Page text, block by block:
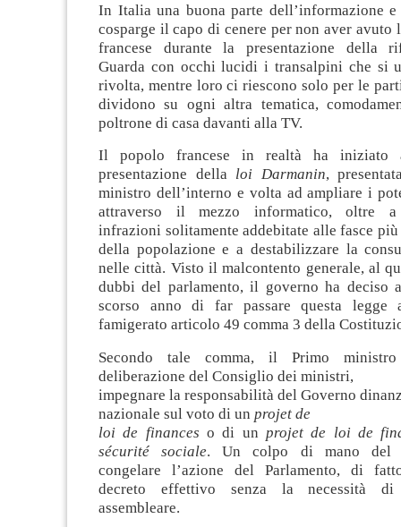
In Italia una buona parte dell’informazione
cosparge il capo di cenere per non aver avuto
francese durante la presentazione della
Guarda con occhi lucidi i transalpini che si
rivolta, mentre loro ci riescono solo per le
dividono su ogni altra tematica,
poltrone di casa davanti alla TV.
Il popolo francese in realtà ha iniziato
presentazione della loi Darmanin,
ministro dell’interno e volta ad ampliare i
attraverso il mezzo informatico, oltre a
infrazioni solitamente addebitate alle fasce
della popolazione e a destabilizzare la
nelle città. Visto il malcontento generale, al
dubbi del parlamento, il governo ha deciso
scorso anno di far passare questa legge
famigerato articolo 49 comma 3 della
Secondo tale comma, il Primo
deliberazione del Consiglio dei ministri,
impegnare la responsabilità del Governo
nazionale sul voto di un projet de
loi de finances o di unprojet de loi de
sécurité sociale. Un colpo di mano del
congelare l’azione del Parlamento, di
decreto effettivo senza la necessità di
assembleare.